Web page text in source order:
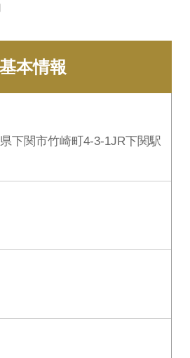
基本情報
下関市竹崎町4-3-1JR下関駅